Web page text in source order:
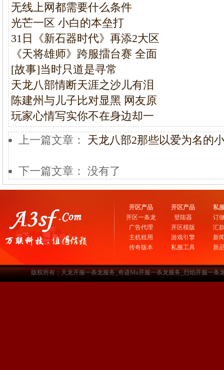
无线上网都需要什么条件
光芒一区 小白的本垒打
31日《新石器时代》再添2大区
《天将雄师》跨服擂台赛 全面
[故事]当时只道是寻常
天龙八部情断天涯之沙儿有泪
陈建州与儿子比对显黑 网友原
玩家心情写实你不在身边却一
上一篇文章： 天龙八部2那些以爱为名的
下一篇文章： 没有了
开区产品
开区一条龙
广告代理
主机租用
传奇版本
开区产品
登陆器
开区模版
游戏引擎
私服工具
私
订
汇
新
新
版权所有：天龙开服一条龙服务_奇迹Mu开服一条龙服务_烈焰开服一条